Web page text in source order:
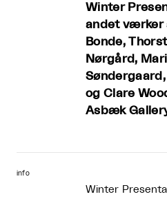
Winter
andet værker
Bonde,
Nørgård,
og Clare
Asbæk
info
Winter